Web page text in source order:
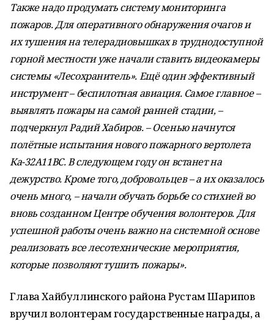
Также надо продумать систему мониторинга
пожаров. Для оперативного обнаружения очагов и
их тушения на телерадиовышках в труднодоступной
горной местности уже начали ставить видеокамеры
системы «Лесохранитель». Ещё один эффективный
инструмент – беспилотная авиация. Самое главное –
выявлять пожары на самой ранней стадии, –
подчеркнул Радий Хабиров. – Осенью начнутся
полётные испытания нового пожарного вертолета
Ка-32А11ВС. В следующем году он встанет на
дежурство. Кроме того, добровольцев – а их оказалось
очень много, – начали обучать борьбе со стихией во
вновь созданном Центре обучения волонтеров. Для
успешной работы очень важно на системной основе
реализовать все лесотехнические мероприятия,
которые позволяют тушить пожары».
Глава Хайбуллинского района Рустам Шарипов
вручил волонтерам государственные награды, а